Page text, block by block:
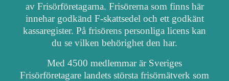
av Frisörföretagarna. Frisörerna som finns här
innehar godkänd F-skattsedel och ett godkänt
kassaregister. På frisörens personliga licens kan
du se vilken behörighet den har.
Med 4500 medlemmar är Sveriges
Frisörföretagare landets största frisörnätverk som